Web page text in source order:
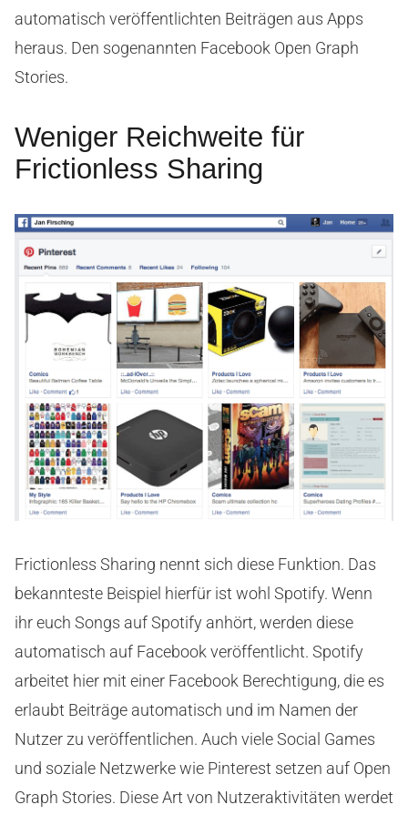
automatisch veröffentlichten Beiträgen aus Apps
heraus. Den sogenannten Facebook Open Graph
Stories.
Weniger Reichweite für
Frictionless Sharing
Frictionless Sharing nennt sich diese Funktion. Das
bekannteste Beispiel hierfür ist wohl Spotify. Wenn
ihr euch Songs auf Spotify anhört, werden diese
automatisch auf Facebook veröffentlicht. Spotify
arbeitet hier mit einer Facebook Berechtigung, die es
erlaubt Beiträge automatisch und im Namen der
Nutzer zu veröffentlichen. Auch viele Social Games
und soziale Netzwerke wie Pinterest setzen auf Open
Graph Stories. Diese Art von Nutzeraktivitäten werdet